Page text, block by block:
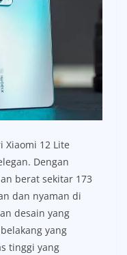
Xiaomi 12 Lite
Dengan
berat sekitar 173
dan nyaman di
desain yang
yang
tinggi yang